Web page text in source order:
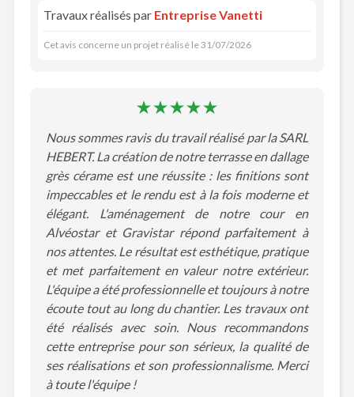
Travaux réalisés par Entreprise Vanetti
Cet avis concerne un projet réalisé le 31/07/2026
Nous sommes ravis du travail réalisé par la SARL
HEBERT. La création de notre terrasse en dallage
grès cérame est une réussite : les finitions sont
impeccables et le rendu est à la fois moderne et
élégant. L'aménagement de notre cour en
Alvéostar et Gravistar répond parfaitement à
nos attentes. Le résultat est esthétique, pratique
et met parfaitement en valeur notre extérieur.
L'équipe a été professionnelle et toujours à notre
écoute tout au long du chantier. Les travaux ont
été réalisés avec soin. Nous recommandons
cette entreprise pour son sérieux, la qualité de
ses réalisations et son professionnalisme. Merci
à toute l'équipe !